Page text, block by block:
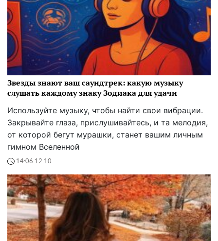
Звезды знают ваш саундтрек: какую музыку
слушать каждому знаку Зодиака для удачи
Используйте музыку, чтобы найти свои вибрации.
Закрывайте глаза, прислушивайтесь, и та мелодия,
от которой бегут мурашки, станет вашим личным
гимном Вселенной
14:06 12.10